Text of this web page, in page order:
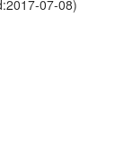
07-08)